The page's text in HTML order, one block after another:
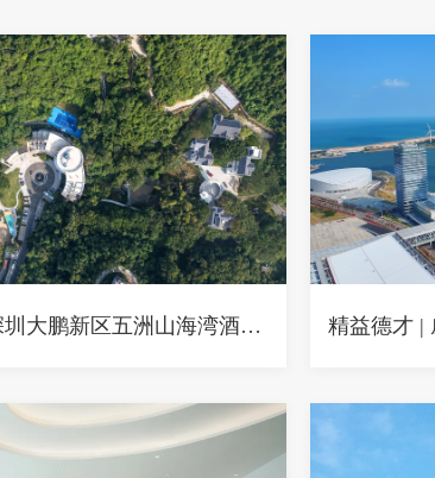
精益德才 | 深圳大鹏新区五洲山海湾酒店——湾居新章，山海共鸣